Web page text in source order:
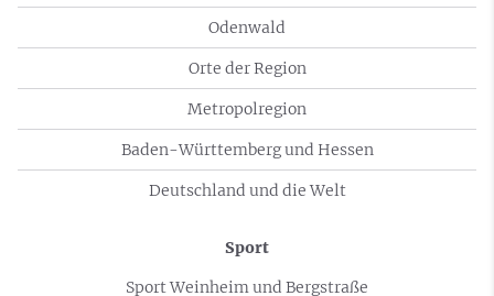
Odenwald
Orte der Region
Metropolregion
Baden-Württemberg und Hessen
Deutschland und die Welt
Sport
Sport Weinheim und Bergstraße